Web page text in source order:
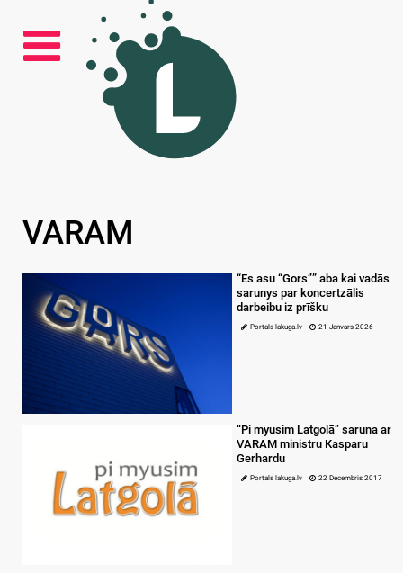
VARAM
“Es asu “Gors”” aba kai vadās
sarunys par koncertzālis
darbeibu iz prīšku
Portals lakuga.lv 21 Janvars 2026
“Pi myusim Latgolā” saruna ar
VARAM ministru Kasparu
Gerhardu
Portals lakuga.lv 22 Decembris 2017